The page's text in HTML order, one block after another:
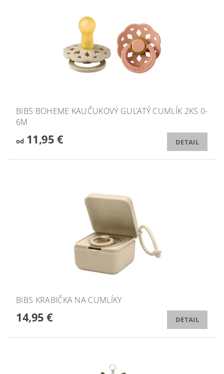
BIBS BOHEME KAUČUKOVÝ GUĽATÝ CUMLÍK 2KS 0-
6M
od11,95 € DETAIL
BIBS KRABIČKA NA CUMLÍKY
14,95 € DETAIL